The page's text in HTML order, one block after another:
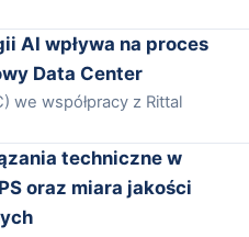
AI wpływa na proces
Data Center
we współpracy z Rittal
techniczne w
oraz miara jakości